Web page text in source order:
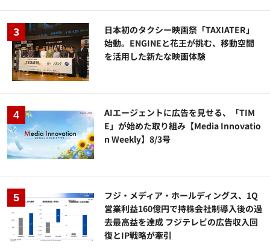
日本初のタクシー映画祭「TAXIATER」
始動。ENGINEと花王が挑む、移動空間
を活用した新たな映画体験
AIエージェントに広告を見せる、「TIM
E」が始めた取り組み【Media Innovatio
n Weekly】8/3号
フジ・メディア・ホールディングス、1Q
営業利益160億円で持株会社制導入後の過
去最高益を達成 フジテレビの広告収入回
復とIP戦略が牽引